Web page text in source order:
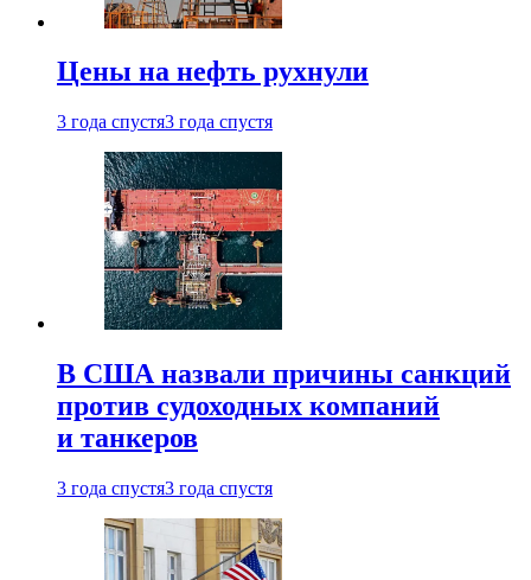
Цены на нефть рухнули
3 года спустя3 года спустя
В США назвали причины санкций
против судоходных компаний
и танкеров
3 года спустя3 года спустя